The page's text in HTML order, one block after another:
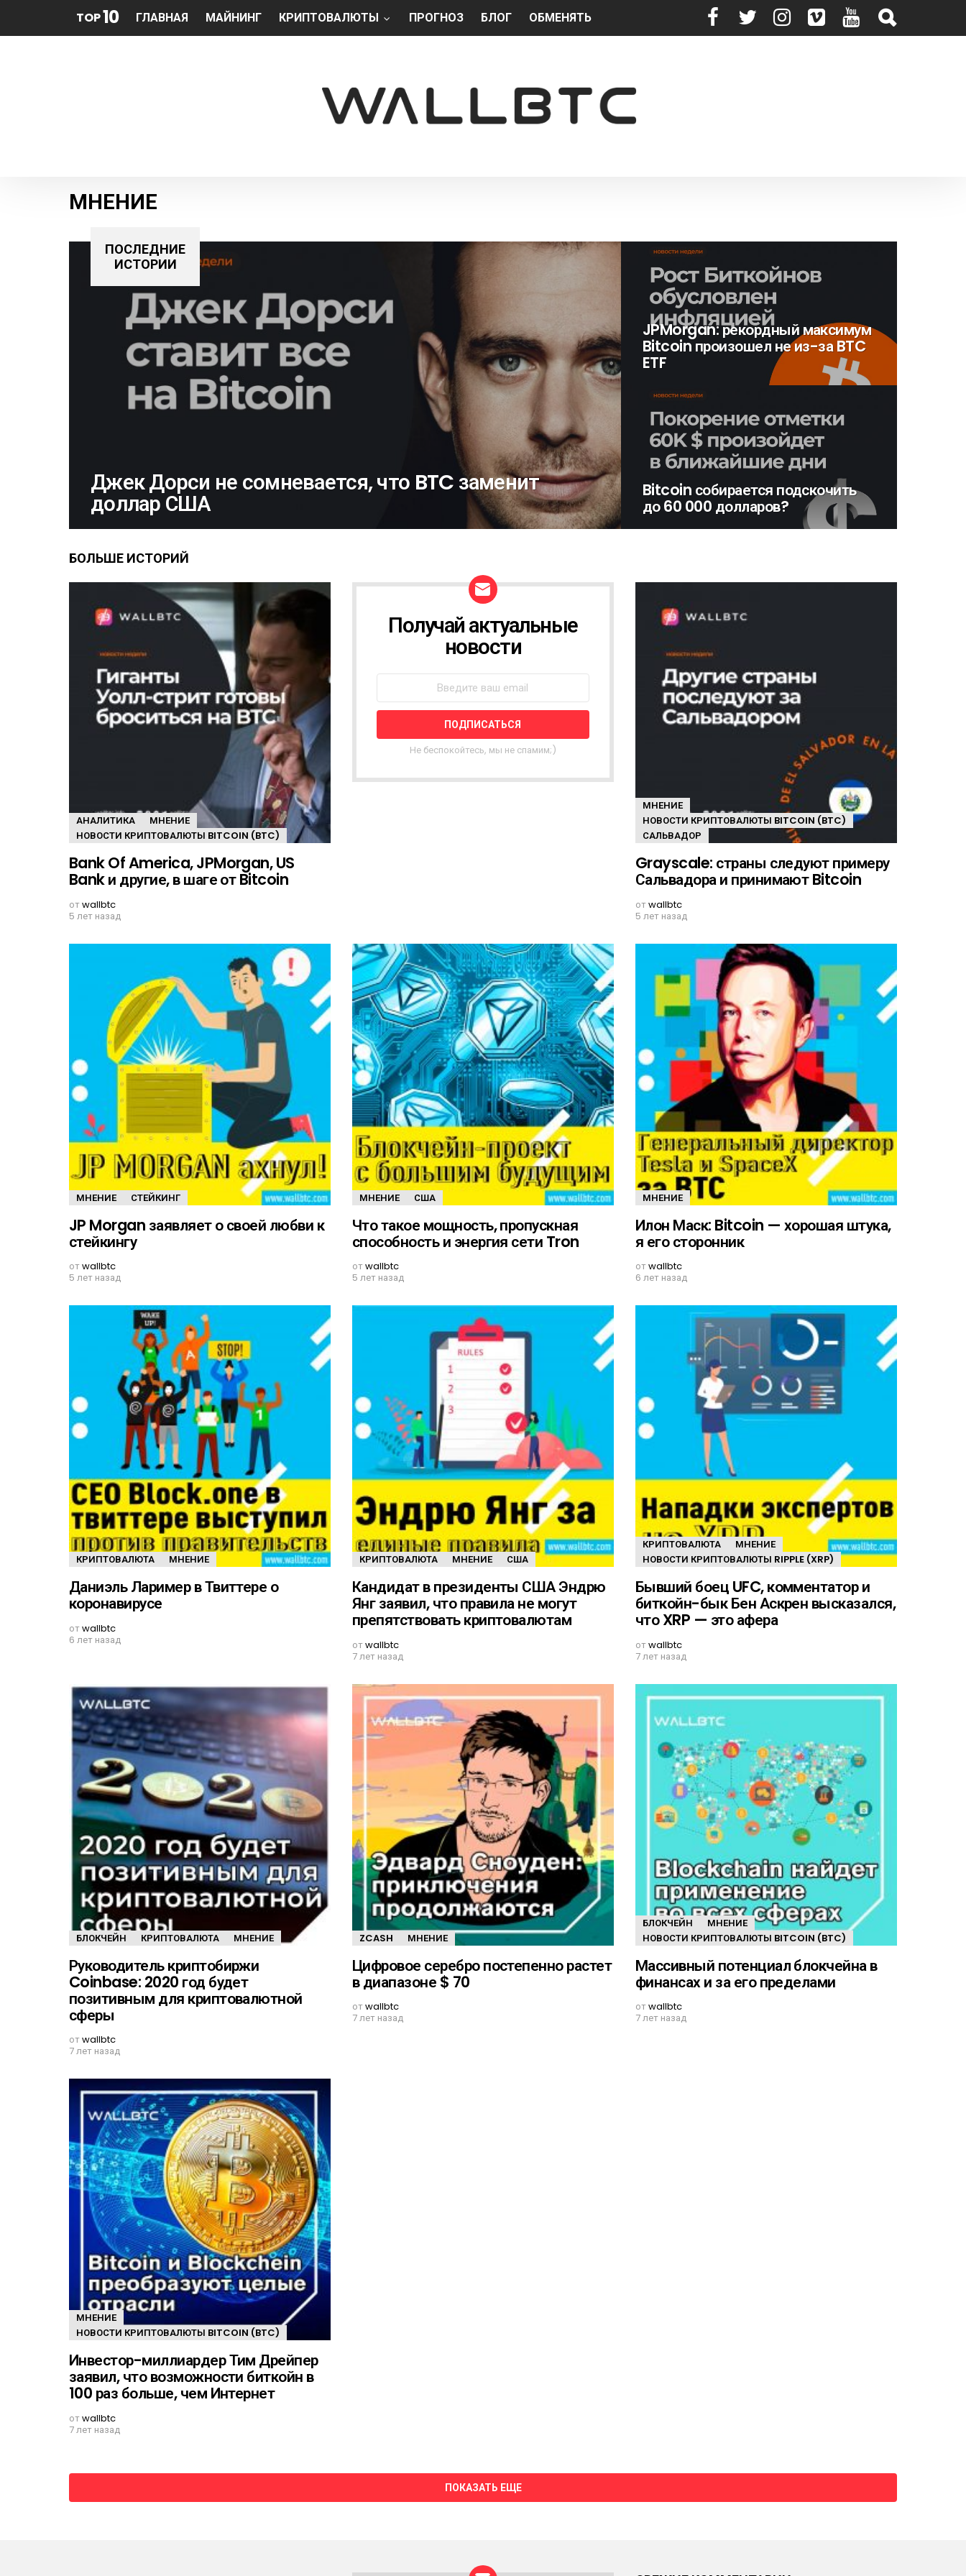
TOP10 ГЛАВНАЯ МАЙНИНГ КРИПТОВАЛЮТЫ ПРОГНОЗ БЛОГ ОБМЕНЯТЬ
МНЕНИЕ
ПОСЛЕДНИЕ
ИСТОРИИ
Джек Дорси не сомневается, что BTC заменит
доллар США
JPMorgan: рекордный максимум
Bitcoin произошел не из-за BTC
ETF
Bitcoin собирается подскочить
до 60 000 долларов?
БОЛЬШЕ ИСТОРИЙ
АНАЛИТИКА
МНЕНИЕ
НОВОСТИ КРИПТОВАЛЮТЫ BITCOIN (BTC)
Bank Of America, JPMorgan, US
Bank и другие, в шаге от Bitcoin
отwallbtc
5 лет назад
Т
Н
Я
С
Получай актуальные
новости
Не беспокойтесь, мы не спамим;)
МНЕНИЕ
НОВОСТИ КРИПТОВАЛЮТЫ BITCOIN (BTC)
САЛЬВАДОР
Grayscale: страны следуют примеру
Сальвадора и принимают Bitcoin
отwallbtc
5 лет назад
МНЕНИЕ СТЕЙКИНГ
JP Morgan заявляет о своей любви к
стейкингу
отwallbtc
5 лет назад
МНЕНИЕ США
Что такое мощность, пропускная
способность и энергия сети Tron
отwallbtc
5 лет назад
МНЕНИЕ
Илон Маск: Bitcoin — хорошая штука,
я его сторонник
отwallbtc
6 лет назад
КРИПТОВАЛЮТА МНЕНИЕ
Даниэль Лаример в Твиттере о
коронавирусе
отwallbtc
6 лет назад
КРИПТОВАЛЮТА МНЕНИЕ США
Кандидат в президенты США Эндрю
Янг заявил, что правила не могут
препятствовать криптовалютам
отwallbtc
7 лет назад
КРИПТОВАЛЮТА
МНЕНИЕ
НОВОСТИ КРИПТОВАЛЮТЫ RIPPLE (XRP)
Бывший боец UFC, комментатор и
биткойн-бык Бен Аскрен высказался,
что XRP — это афера
отwallbtc
7 лет назад
БЛОКЧЕЙН КРИПТОВАЛЮТА МНЕНИЕ
Руководитель криптобиржи
Coinbase: 2020 год будет
позитивным для криптовалютной
сферы
отwallbtc
7 лет назад
ZCASH МНЕНИЕ
Цифровое серебро постепенно растет
в диапазоне $ 70
отwallbtc
7 лет назад
БЛОКЧЕЙН
МНЕНИЕ
НОВОСТИ КРИПТОВАЛЮТЫ BITCOIN (BTC)
Массивный потенциал блокчейна в
финансах и за его пределами
отwallbtc
7 лет назад
МНЕНИЕ
НОВОСТИ КРИПТОВАЛЮТЫ BITCOIN (BTC)
Инвестор-миллиардер Тим Дрейпер
заявил, что возможности биткойн в
100 раз больше, чем Интернет
отwallbtc
7 лет назад
ПОКАЗАТЬ ЕЩЕ